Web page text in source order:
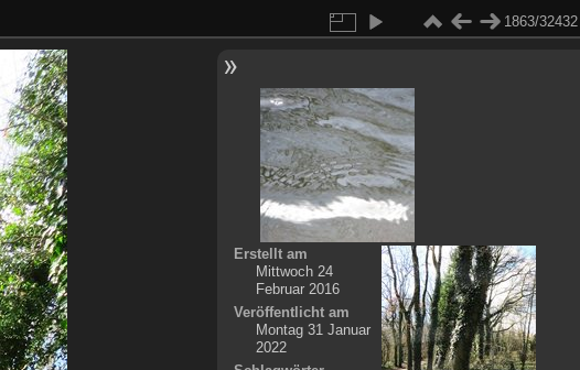
1863/32432
Erstellt am
Mittwoch 24
Februar 2016
Veröffentlicht am
Montag 31 Januar
2022